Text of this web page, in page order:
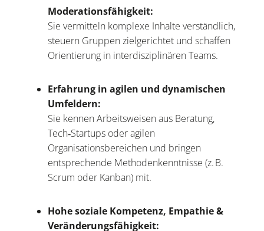
Moderationsfähigkeit:
Sie vermitteln komplexe Inhalte verständlich,
steuern Gruppen zielgerichtet und schaffen
Orientierung in interdisziplinären Teams.
Erfahrung in agilen und dynamischen
Umfeldern:
Sie kennen Arbeitsweisen aus Beratung,
Tech‑Startups oder agilen
Organisationsbereichen und bringen
entsprechende Methodenkenntnisse (z. B.
Scrum oder Kanban) mit.
Hohe soziale Kompetenz, Empathie &
Veränderungsfähigkeit: